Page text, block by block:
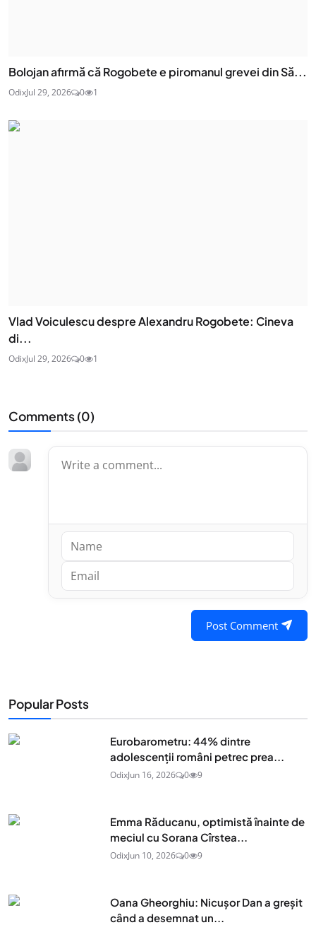
Bolojan afirmă că Rogobete e piromanul grevei din Să...
OdixJul 29, 2026 0 1
Vlad Voiculescu despre Alexandru Rogobete: Cineva
di...
OdixJul 29, 2026 0 1
Comments (0)
Post Comment
Popular Posts
Eurobarometru: 44% dintre
adolescenţii români petrec prea...
OdixJun 16, 2026 0 9
Emma Răducanu, optimistă înainte de
meciul cu Sorana Cîrstea...
OdixJun 10, 2026 0 9
Oana Gheorghiu: Nicușor Dan a greșit
când a desemnat un...